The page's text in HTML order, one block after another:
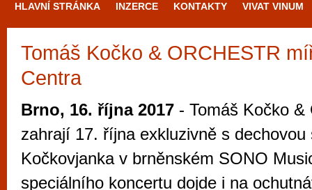
HLAVNÍ STRÁNKA INZERCE KONTAKTY VIVAT VINUM
Tomáš Kočko & ORCHESTR
Centra
Brno, 16. října 2017 - Tomáš Kočko &
zahrají 17. října exkluzivně s dechovou
Kočkovjanka v brněnském SONO
speciálního koncertu dojde i na
Průvodce
Brno je
zajímavé
restaurace,
Mimo jiné je ale také místem, kde si